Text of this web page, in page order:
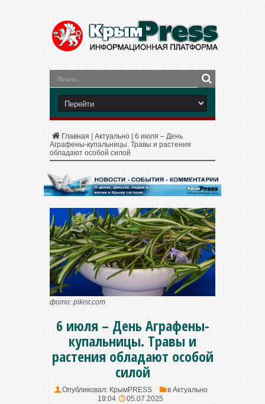
Главная Актуально
6 июля – День
Аграфены-купальницы. Травы и растения
обладают особой силой
фото: pikist.com
6 июля – День Аграфены-
купальницы. Травы и
растения обладают особой
силой
Опубликовал: КрымPRESS в Актуально
19:04
05.07.2025